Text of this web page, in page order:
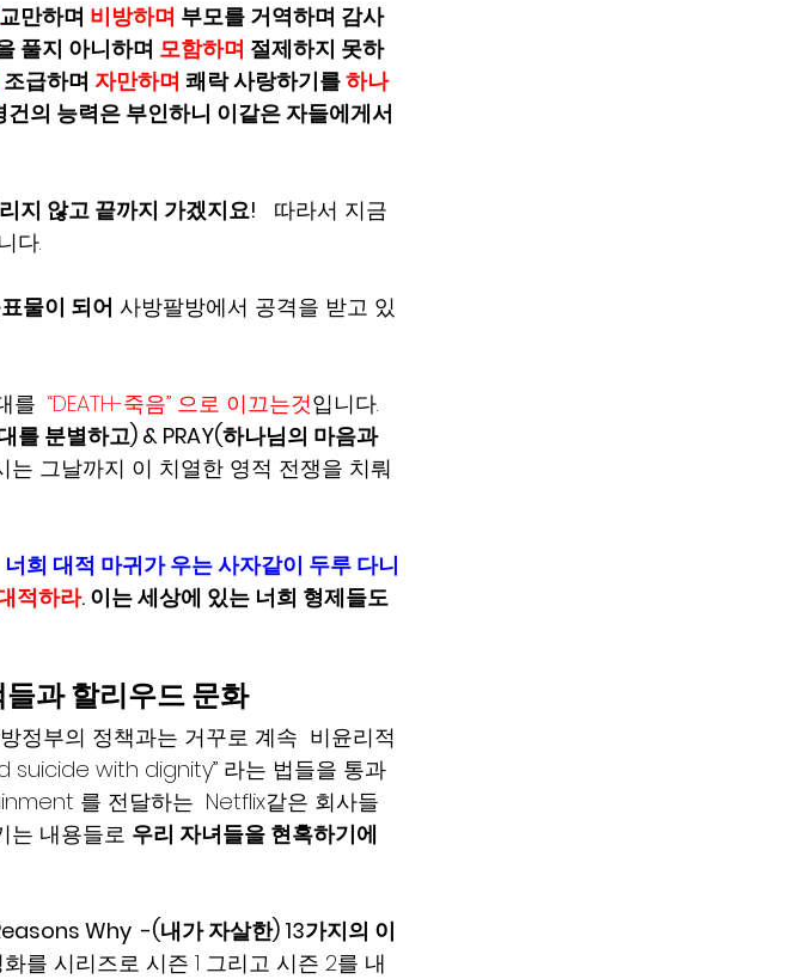
교만하며 비방하며 부모를 거역하며 감사
풀지 아니하며 모함하며 절제하지 못하
조급하며 자만하며 쾌락 사랑하기를 하나
의 능력은 부인하니 이같은 자들에게서
지 않고 끝까지 가겠지요!
따라서 지금
다.
물이 되어 사방팔방에서 공격을 받고 있
를 “DEATH-죽음” 으로 이끄는것입니다.
를 분별하고) & PRAY(하나님의 마음과
는 그날까지 이 치열한 영적 전쟁을 치뤄
희 대적 마귀가 우는 사자같이 두루 다니
적하라. 이는 세상에 있는 너희 형제들도
과 할리우드 문화
정부의 정책과는 거꾸로 계속  비윤리적
suicide with dignity” 라는 법들을 통과
를 전달하는  Netflix같은 회사들
는 내용들로 우리 자녀들을 현혹하기에
Why  -(내가 자살한) 13가지의 이
를 시리즈로 시즌 1 그리고 시즌 2를 내